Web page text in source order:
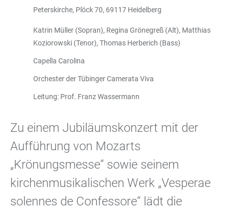
Peterskirche, Plöck 70, ​​​​​​​69117 Heidelberg
Katrin Müller (Sopran), Regina Grönegreß (Alt), Matthias
Koziorowski (Tenor), Thomas Herberich (Bass)
Capella Carolina
Orchester der Tübinger Camerata Viva
Leitung: Prof. Franz Wassermann
Zu einem Jubiläumskonzert mit der
Aufführung von Mozarts
„Krönungsmesse“ sowie seinem
kirchenmusikalischen Werk „Vesperae
solennes de Confessore“ lädt die